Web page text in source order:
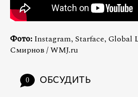
Фото: Instagram, Starface, Global
Смирнов / WMJ.ru
0 ОБСУДИТЬ